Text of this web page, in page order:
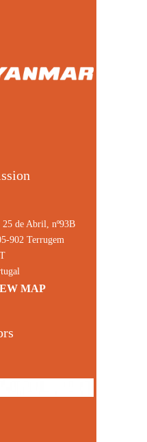
25 de Abril, nº93B
902 Terrugem
MAP